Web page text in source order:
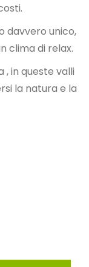
davvero unico,
clima di relax.
, in queste valli
la natura e la